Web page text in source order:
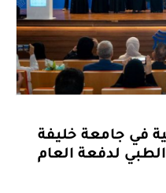
في جامعة خليفة
لدفعة العام